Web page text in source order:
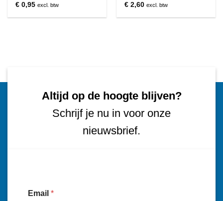
€ 0,95 excl. btw
€ 2,60 excl. btw
Altijd op de hoogte blijven?
Schrijf je nu in voor onze
nieuwsbrief.
Email *